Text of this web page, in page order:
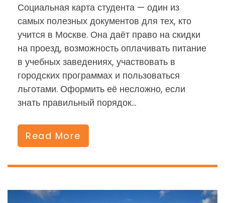
Социальная карта студента — один из
самых полезных документов для тех, кто
учится в Москве. Она даёт право на скидки
на проезд, возможность оплачивать питание
в учебных заведениях, участвовать в
городских программах и пользоваться
льготами. Оформить её несложно, если
знать правильный порядок…
Read More